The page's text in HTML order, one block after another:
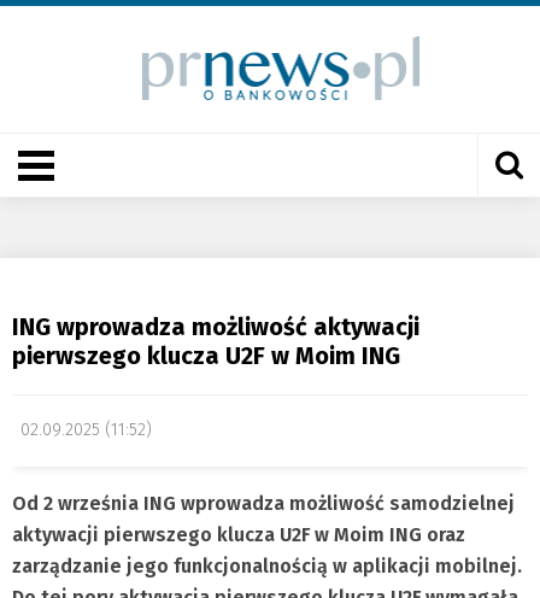
ING wprowadza możliwość aktywacji
pierwszego klucza U2F w Moim ING
02.09.2025 (11:52)
Od 2 września ING wprowadza możliwość samodzielnej
aktywacji pierwszego klucza U2F w Moim ING oraz
zarządzanie jego funkcjonalnością w aplikacji mobilnej.